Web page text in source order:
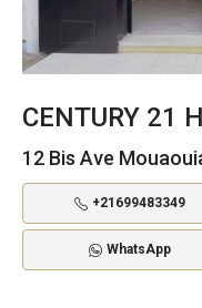
CENTURY 21
12 Bis Ave
+21699483349
WhatsApp